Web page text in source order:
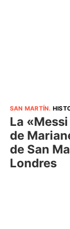
SAN MARTÍN.
La
de
de San
Londres